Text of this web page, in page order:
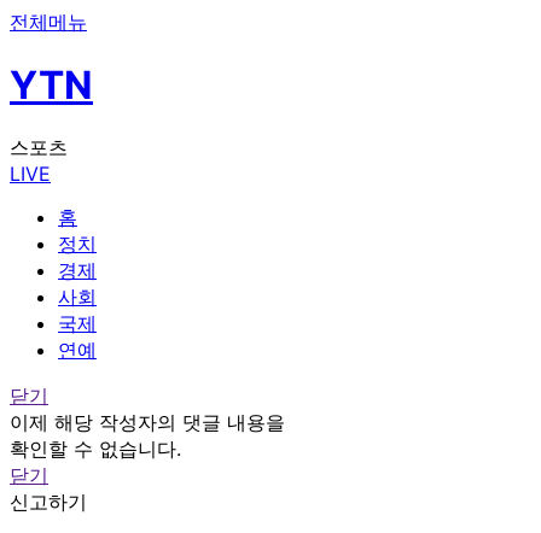
전체메뉴
YTN
스포츠
LIVE
홈
정치
경제
사회
국제
연예
닫기
이제 해당 작성자의 댓글 내용을
확인할 수 없습니다.
닫기
신고하기